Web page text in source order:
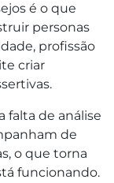
é o que
personas
profissão
criar
falta de análise
de
o que torna
funcionando.